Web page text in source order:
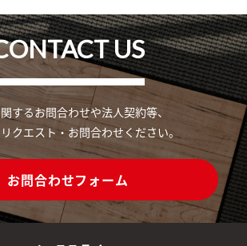
US
するお問合わせや法人契約等、
クエスト・お問合わせください。
お問合わせフォーム